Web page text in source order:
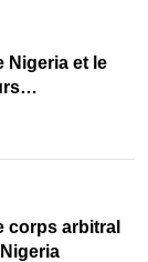
Nigeria et le
corps arbitral